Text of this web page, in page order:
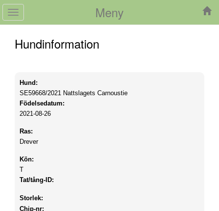
Meny
Toggle
navigation
Hundinformation
Hund:
SE59668/2021 Nattslagets Carnoustie
Födelsedatum:
2021-08-26
Ras:
Drever
Kön:
T
Tat/tång-ID:
Storlek:
Chip-nr: